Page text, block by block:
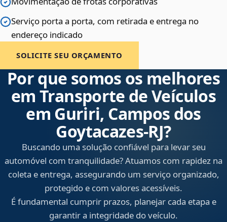
Serviço porta a porta, com retirada e entrega no
endereço indicado
SOLICITE SEU ORÇAMENTO
Por que somos os melhores
em Transporte de Veículos
em Guriri, Campos dos
Goytacazes‑RJ?
Buscando uma solução confiável para levar seu
automóvel com tranquilidade? Atuamos com rapidez na
coleta e entrega, assegurando um serviço organizado,
protegido e com valores acessíveis.
É fundamental cumprir prazos, planejar cada etapa e
garantir a integridade do veículo.